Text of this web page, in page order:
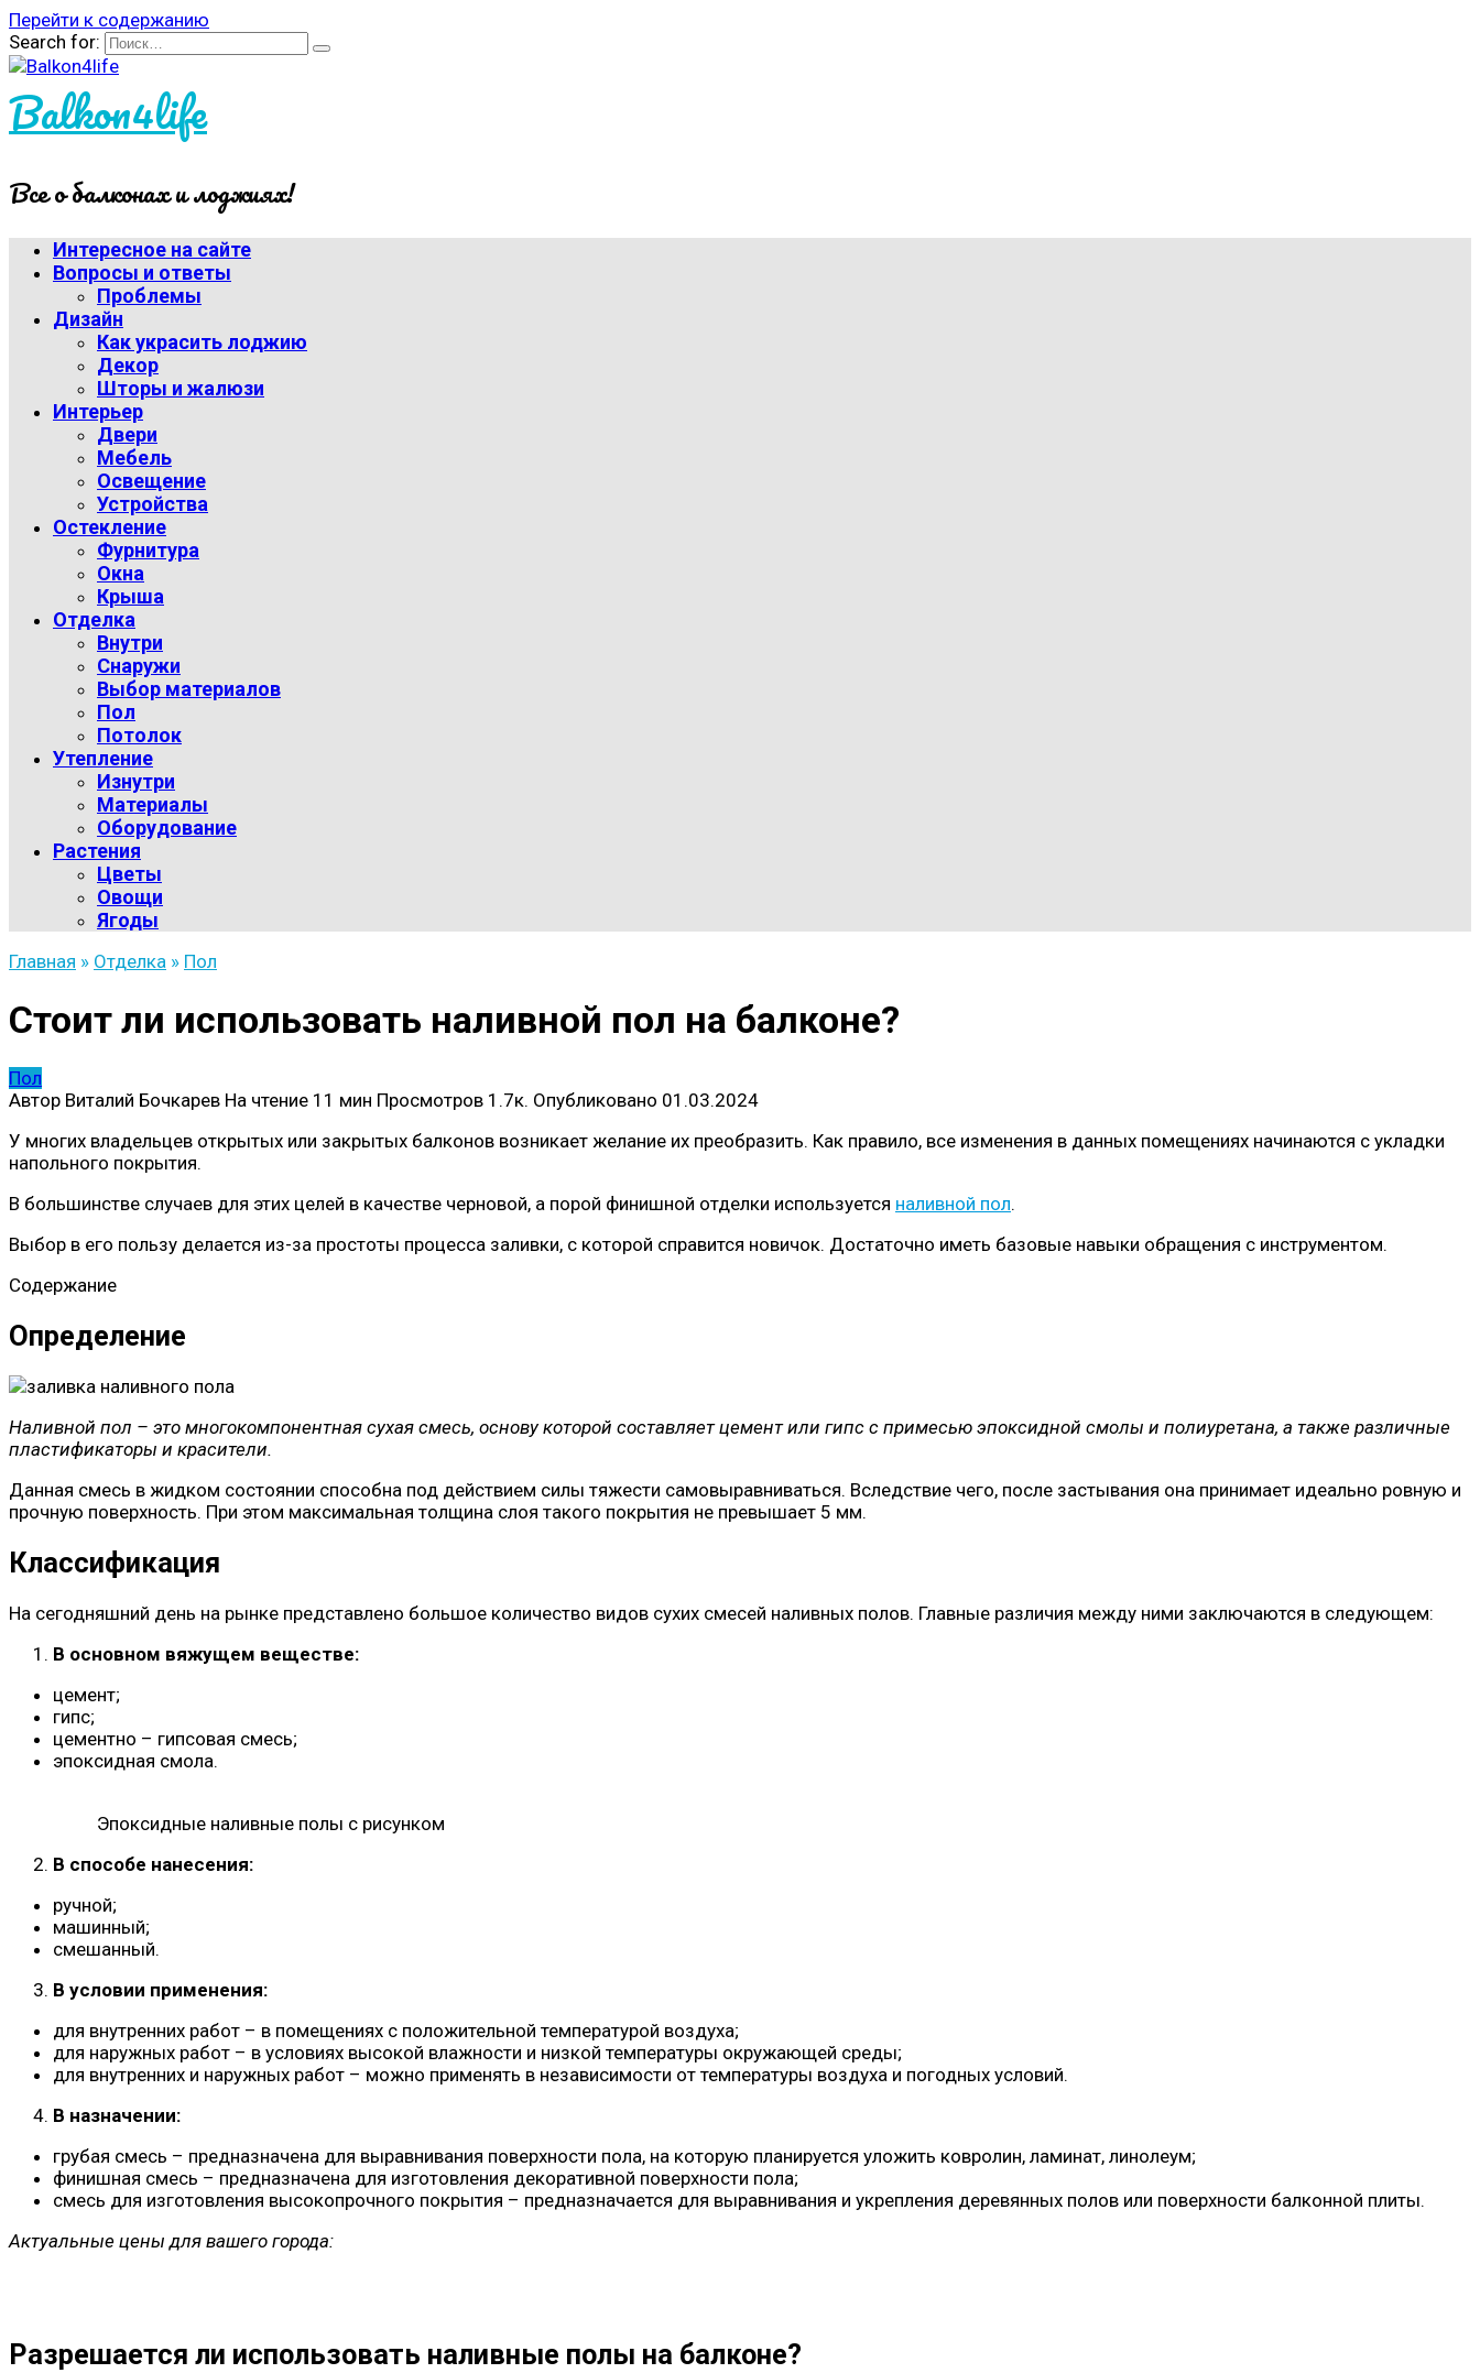
Перейти к содержанию
Search for:
Balkon4life
Все о балконах и лоджиях!
Интересное на сайте
Вопросы и ответы
Проблемы
Дизайн
Как украсить лоджию
Декор
Шторы и жалюзи
Интерьер
Двери
Мебель
Освещение
Устройства
Остекление
Фурнитура
Окна
Крыша
Отделка
Внутри
Снаружи
Выбор материалов
Пол
Потолок
Утепление
Изнутри
Материалы
Оборудование
Растения
Цветы
Овощи
Ягоды
Главная » Отделка » Пол
Стоит ли использовать наливной пол на балконе?
Пол
Автор Виталий Бочкарев На чтение 11 мин Просмотров 1.7к. Опубликовано 01.03.2024
У многих владельцев открытых или закрытых балконов возникает желание их преобразить. Как правило, все изменения в данных помещениях начинаются с укладки
напольного покрытия.
В большинстве случаев для этих целей в качестве черновой, а порой финишной отделки используется наливной пол.
Выбор в его пользу делается из-за простоты процесса заливки, с которой справится новичок. Достаточно иметь базовые навыки обращения с инструментом.
Содержание
Определение
Наливной пол – это многокомпонентная сухая смесь, основу которой составляет цемент или гипс с примесью эпоксидной смолы и полиуретана, а также различные
пластификаторы и красители.
Данная смесь в жидком состоянии способна под действием силы тяжести самовыравниваться. Вследствие чего, после застывания она принимает идеально ровную и
прочную поверхность. При этом максимальная толщина слоя такого покрытия не превышает 5 мм.
Классификация
На сегодняшний день на рынке представлено большое количество видов сухих смесей наливных полов. Главные различия между ними заключаются в следующем:
В основном вяжущем веществе:
цемент;
гипс;
цементно – гипсовая смесь;
эпоксидная смола.
Эпоксидные наливные полы с рисунком
В способе нанесения:
ручной;
машинный;
смешанный.
В условии применения:
для внутренних работ – в помещениях с положительной температурой воздуха;
для наружных работ – в условиях высокой влажности и низкой температуры окружающей среды;
для внутренних и наружных работ – можно применять в независимости от температуры воздуха и погодных условий.
В назначении:
грубая смесь – предназначена для выравнивания поверхности пола, на которую планируется уложить ковролин, ламинат, линолеум;
финишная смесь – предназначена для изготовления декоративной поверхности пола;
смесь для изготовления высокопрочного покрытия – предназначается для выравнивания и укрепления деревянных полов или поверхности балконной плиты.
Актуальные цены для вашего города:
Разрешается ли использовать наливные полы на балконе?